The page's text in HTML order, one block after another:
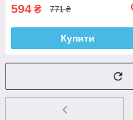
594 ₴ 771 ₴
Купити